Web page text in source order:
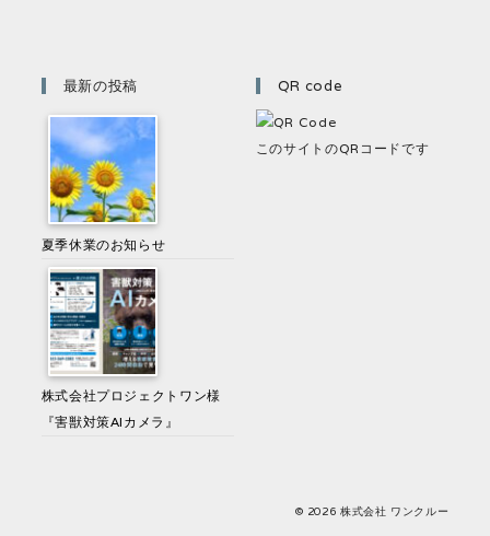
最新の投稿
夏季休業のお知らせ
株式会社プロジェクトワン様
『害獣対策AIカメラ』
QR code
このサイトのQRコードです
© 2026 株式会社 ワンクルー